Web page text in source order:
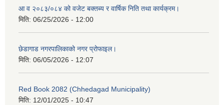
आ व २०८३/०८४ को वजेट बक्तब्य र वार्षिक निति तथा कार्यक्रम।
मिति: 06/25/2026 - 12:00
छेडागाड नगरपालिकाको नगर प्रोफाइल।
मिति: 06/05/2026 - 12:07
Red Book 2082 (Chhedagad Municipality)
मिति: 12/01/2025 - 10:47